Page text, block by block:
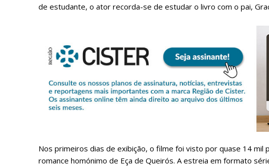
Faça-se assinante
Sendo
de estudante, o ator recorda-se de estudar o livro com o pai,
Nos primeiros dias de exibição, o filme foi visto por quase 14 mil
romance homónimo de Eça de Queirós. A estreia em formato